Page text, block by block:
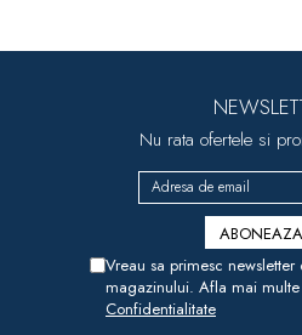
Nu rata ofertele si
Vreau sa primesc
magazinului. Afla mai
Confidentialitate